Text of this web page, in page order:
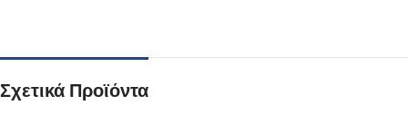
Σχετικά Προϊόντα